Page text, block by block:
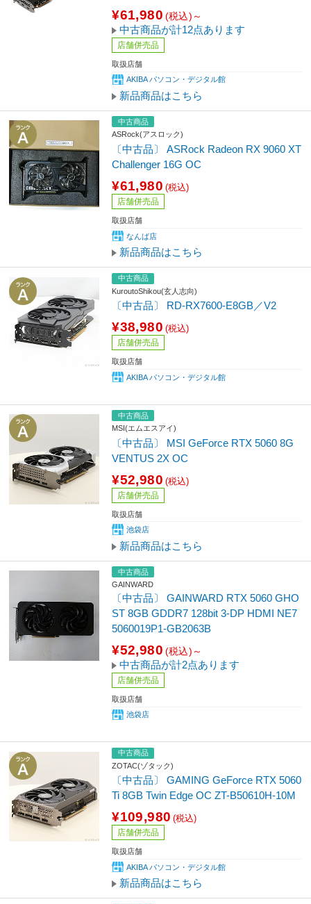
¥61,980 (税込)～
中古商品が計12点あります
店舗併売品
取扱店舗
AKIBA パソコン・デジタル館
新品商品はこちら
中古商品
ASRock(アスロック)
〔中古品〕 ASRock Radeon RX 9060 XT
Challenger 16G OC
¥61,980 (税込)
店舗併売品
取扱店舗
なんば店
新品商品はこちら
中古商品
KuroutoShikou(玄人志向)
〔中古品〕 RD-RX7600-E8GB／V2
¥38,980 (税込)
店舗併売品
取扱店舗
AKIBA パソコン・デジタル館
中古商品
MSI(エムエスアイ)
〔中古品〕 MSI GeForce RTX 5060 8G
VENTUS 2X OC
¥52,980 (税込)
店舗併売品
取扱店舗
池袋店
新品商品はこちら
中古商品
GAINWARD
〔中古品〕 GAINWARD RTX 5060 GHO
ST 8GB GDDR7 128bit 3-DP HDMI NE7
5060019P1-GB2063B
¥52,980 (税込)～
中古商品が計2点あります
店舗併売品
取扱店舗
池袋店
中古商品
ZOTAC(ゾタック)
〔中古品〕 GAMING GeForce RTX 5060
Ti 8GB Twin Edge OC ZT-B50610H-10M
¥109,980 (税込)
店舗併売品
取扱店舗
AKIBA パソコン・デジタル館
新品商品はこちら